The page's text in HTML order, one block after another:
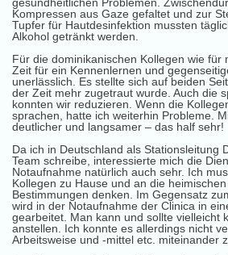
Kompressen aus Gaze gefaltet und zur
Tupfer für Hautdesinfektion mussten
Alkohol getränkt werden.
Für die dominikanischen Kollegen wie für
Zeit für ein Kennenlernen und
unerlässlich. Es stellte sich auf beiden
der Zeit mehr zugetraut wurde. Auch die
konnten wir reduzieren. Wenn die
sprachen, hatte ich weiterhin Probleme.
deutlicher und langsamer – das half sehr!
Da ich in Deutschland als Stationsleitung
Team schreibe, interessierte mich die
Notaufnahme natürlich auch sehr. Ich
Kollegen zu Hause und an die
Bestimmungen denken. Im Gegensatz
wird in der Notaufnahme der Clinica in
gearbeitet. Man kann und sollte vielleicht
anstellen. Ich konnte es allerdings nicht
Arbeitsweise und -mittel etc. miteinander